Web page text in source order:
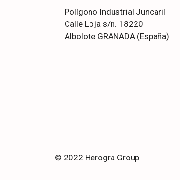
Polígono Industrial Juncaril
Calle Loja s/n. 18220
Albolote GRANADA (España)
© 2022 Herogra Group